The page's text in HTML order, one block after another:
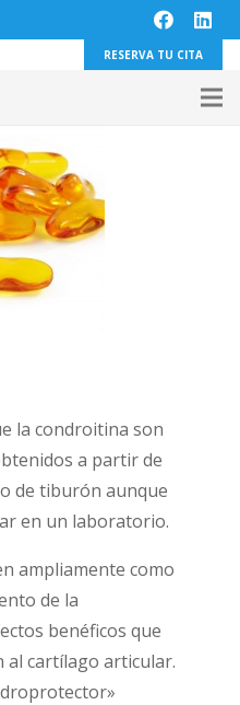
RESERVA TU CITA
la condroitina son
a partir de
de tiburón aunque
en un laboratorio.
ampliamente como
de la
benéficos que
cartílago articular.